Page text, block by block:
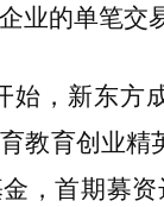
业的单笔交
始，新东方
教育创业精
，首期募资